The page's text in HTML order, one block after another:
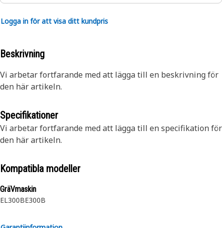
Logga in för att visa ditt kundpris
Beskrivning
Vi arbetar fortfarande med att lägga till en beskrivning för
den här artikeln.
Specifikationer
Vi arbetar fortfarande med att lägga till en specifikation för
den här artikeln.
Kompatibla modeller
GräVmaskin
EL300BE300B